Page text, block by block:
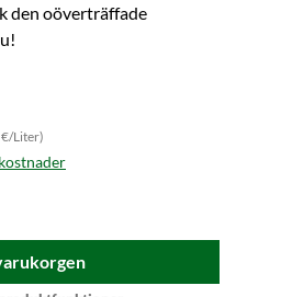
den oöverträffade
Liter)